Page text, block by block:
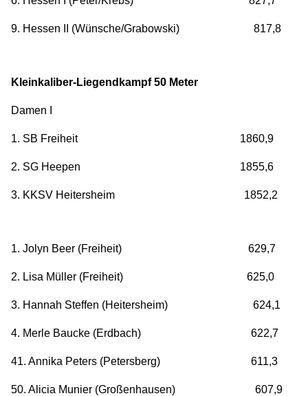
9. Hessen II (Wünsche/Grabowski) 817,8
Kleinkaliber-Liegendkampf 50 Meter
Damen I
1. SB Freiheit 1860,9
2. SG Heepen 1855,6
3. KKSV Heitersheim 1852,2
1. Jolyn Beer (Freiheit) 629,7
2. Lisa Müller (Freiheit) 625,0
3. Hannah Steffen (Heitersheim) 624,1
4. Merle Baucke (Erdbach) 622,7
41. Annika Peters (Petersberg) 611,3
50. Alicia Munier (Großenhausen) 607,9